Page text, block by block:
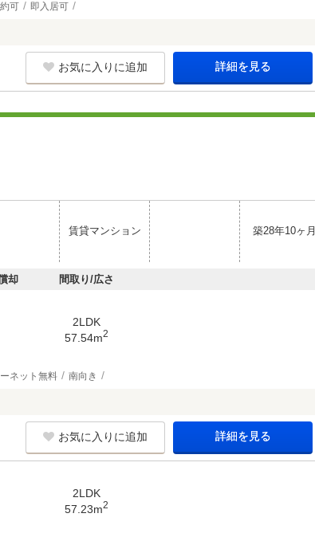
可 即入居可
お気に入りに追加 詳細を見る
賃貸マンション 築28年10ヶ月
却 間取り/広さ
2LDK
57.54m2
ネット無料 南向き
お気に入りに追加 詳細を見る
2LDK
57.23m2